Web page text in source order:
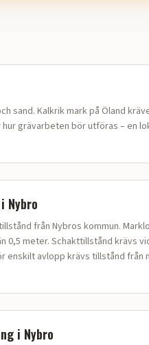
sand. Kalkrik mark på Öland
grävarbeten bör utföras – en
i Nybro
från Nybros kommun.
0,5 meter. Schakttillstånd krävs
enskilt avlopp krävs tillstånd från
i Nybro